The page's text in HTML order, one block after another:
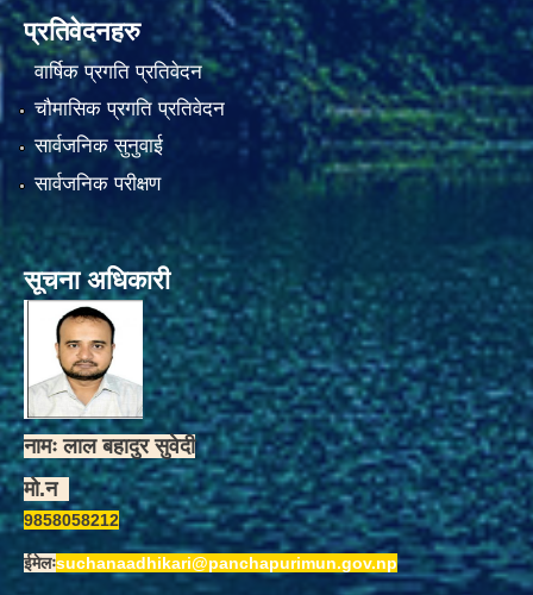
प्रतिवेदनहरु
वार्षिक प्रगति प्रतिवेदन
चौमासिक प्रगति प्रतिवेदन
सार्वजनिक सुनुवाई
सार्वजनिक परीक्षण
सूचना अधिकारी
नामः लाल बहादुर सुवेदी
मो.न
9858058212
ईमेलःsuchanaadhikari@panchapurimun.gov.np